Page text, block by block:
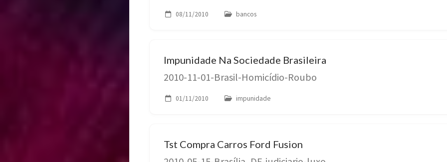
08/11/2010 bancos
Impunidade Na Sociedade Brasileira
2010-11-01-Brasil-Homicídio-Roubo
01/11/2010 impunidade
Tst Compra Carros Ford Fusion